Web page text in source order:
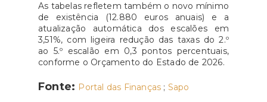
As tabelas refletem também o novo mínimo
de existência (12.880 euros anuais) e a
atualização automática dos escalões em
3,51%, com ligeira redução das taxas do 2.º
ao 5.º escalão em 0,3 pontos percentuais,
conforme o Orçamento do Estado de 2026.
Fonte: Portal das Finanças ; Sapo